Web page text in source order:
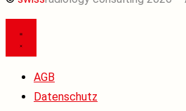
AGB
Datenschutz